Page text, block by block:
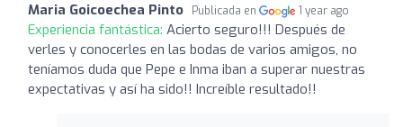
Maria Goicoechea Pinto Publicada en 1 year ago
Experiencia fantástica: Acierto seguro!!! Después de
verles y conocerles en las bodas de varios amigos, no
teníamos duda que Pepe e Inma iban a superar nuestras
expectativas y así ha sido!! Increíble resultado!!